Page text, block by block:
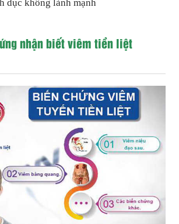
dục không lành mạnh
nhận biết viêm tiền liệt